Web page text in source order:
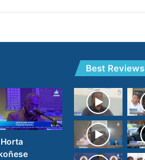
Horta
Best Reviews